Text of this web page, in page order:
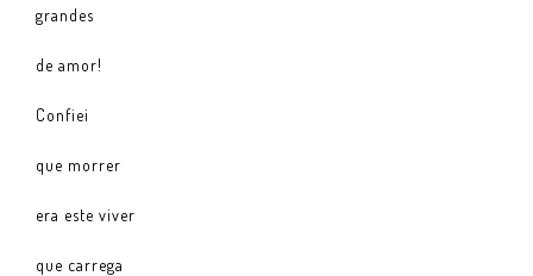
grandes
de amor!
Confiei
que morrer
era este viver
que carrega